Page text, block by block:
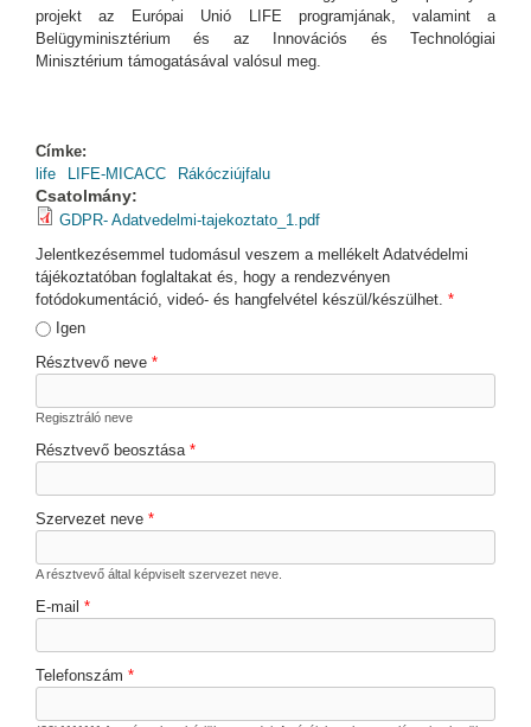
projekt az Európai Unió LIFE programjának, valamint a
Belügyminisztérium és az Innovációs és Technológiai
Minisztérium támogatásával valósul meg.
Címke:
life
LIFE-MICACC Rákócziújfalu
Csatolmány:
GDPR- Adatvedelmi-tajekoztato_1.pdf
Jelentkezésemmel tudomásul veszem a mellékelt Adatvédelmi
tájékoztatóban foglaltakat és, hogy a rendezvényen
fotódokumentáció, videó- és hangfelvétel készül/készülhet. *
Igen
Résztvevő neve *
Regisztráló neve
Résztvevő beosztása *
Szervezet neve *
A résztvevő által képviselt szervezet neve.
E-mail *
Telefonszám *